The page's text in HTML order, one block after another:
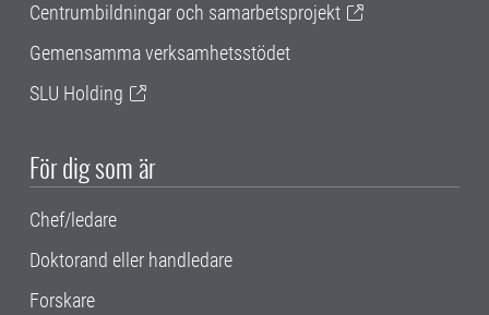
Centrumbildningar och samarbetsprojekt
Gemensamma verksamhetsstödet
SLU Holding
För dig som är
Chef/ledare
Doktorand eller handledare
Forskare